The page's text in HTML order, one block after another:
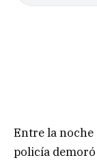
Entre la noche
policía